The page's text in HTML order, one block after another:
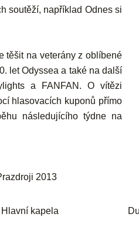
soutěží, například Odnes si
těšit na veterány z oblíbené
letOdyssea a také na další
a FANFAN . O vítězi
hlasovacích kuponů přímo
následujícího týdne na
2013
Hlavní kapela